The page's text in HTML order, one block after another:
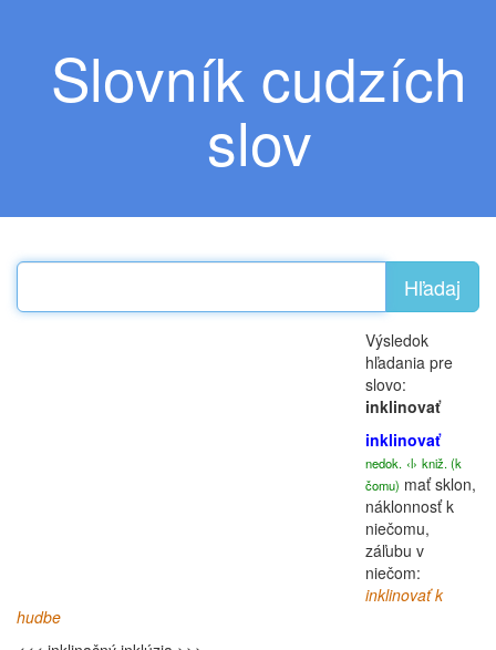
Slovník cudzích
slov
Hľadaj
Výsledok
hľadania pre
slovo:
inklinovať
inklinovať
nedok. ‹l› kniž. (k
čomu) mať sklon,
náklonnosť k
niečomu,
záľubu v
niečom:
inklinovať k
hudbe